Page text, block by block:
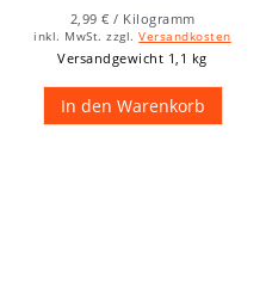
2,99 € / Kilogramm
inkl. MwSt. zzgl.Versandkosten
Versandgewicht 1,1 kg
In den Warenkorb